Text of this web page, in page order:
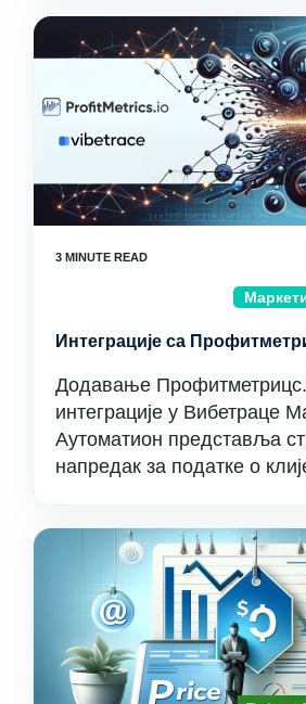
Интеграције са
Додавање
интеграције у Вибетраце
Аутоматион представља
напредак за податке о